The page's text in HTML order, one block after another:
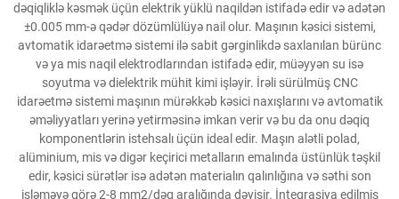
dəqiqliklə kəsmək üçün elektrik yüklü naqildən istifadə edir və adətən
±0.005 mm-ə qədər dözümlülüyə nail olur. Maşının kəsici sistemi,
avtomatik idarəetmə sistemi ilə sabit gərginlikdə saxlanılan bürünc
və ya mis naqil elektrodlarından istifadə edir, müəyyən su isə
soyutma və dielektrik mühit kimi işləyir. İrəli sürülmüş CNC
idarəetmə sistemi maşının mürəkkəb kəsici naxışlarını və avtomatik
əməliyyatları yerinə yetirməsinə imkan verir və bu da onu dəqiq
komponentlərin istehsalı üçün ideal edir. Maşın alətli polad,
alüminium, mis və digər keçirici metalların emalında üstünlük təşkil
edir, kəsici sürətlər isə adətən materialın qalınlığına və səthi son
işləməyə görə 2-8 mm2/dəq aralığında dəyişir. İnteqrasiya edilmiş